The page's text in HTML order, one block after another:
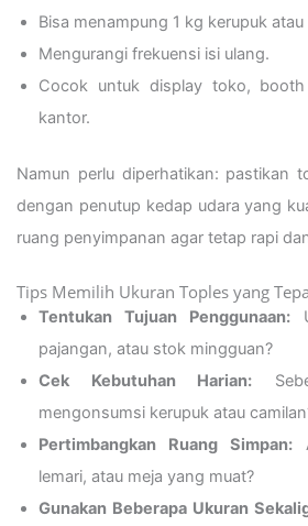
Bisa menampung 1 kg kerupuk atau
Mengurangi frekuensi isi ulang.
Cocok untuk display toko,
kantor.
Namun perlu diperhatikan: pastikan
dengan penutup kedap udara yang
ruang penyimpanan agar tetap rapi
Tips Memilih Ukuran Toples yang
Tentukan Tujuan Penggunaan:
pajangan, atau stok mingguan?
Cek Kebutuhan Harian:
mengonsumsi kerupuk atau
Pertimbangkan Ruang Simpan:
lemari, atau meja yang muat?
Gunakan Beberapa Ukuran